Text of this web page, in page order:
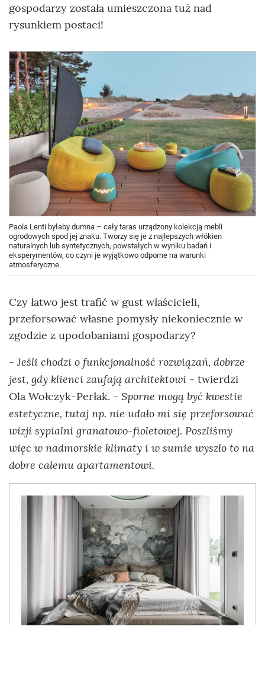
gospodarzy została umieszczona tuż nad
rysunkiem postaci!
Paola Lenti byłaby dumna – cały taras urządzony kolekcją mebli
ogrodowych spod jej znaku. Tworzy się je z najlepszych włókien
naturalnych lub syntetycznych, powstałych w wyniku badań i
eksperymentów, co czyni je wyjątkowo odporne na warunki
atmosferyczne.
Czy łatwo jest trafić w gust właścicieli,
przeforsować własne pomysły niekoniecznie w
zgodzie z upodobaniami gospodarzy?
- Jeśli chodzi o funkcjonalność rozwiązań, dobrze
jest, gdy klienci zaufają architektowi - twierdzi
Ola Wołczyk-Perłak. - Sporne mogą być kwestie
estetyczne, tutaj np. nie udało mi się przeforsować
wizji sypialni granatowo-fioletowej. Poszliśmy
więc w nadmorskie klimaty i w sumie wyszło to na
dobre całemu apartamentowi.